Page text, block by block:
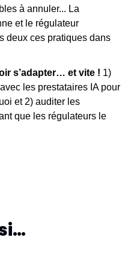
à annuler... La
et le régulateur
deux ces pratiques dans
s’adapter… et vite ! 1)
les prestataires IA pour
et 2) auditer les
que les régulateurs le